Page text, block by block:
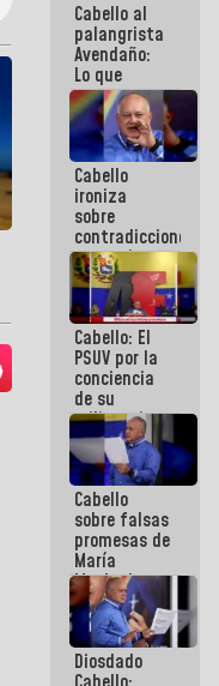
Cabello al
palangrista
Avendaño:
Lo que
vayas a
escribir
hazlo hoy
por que no
sabemos si
la semana
que viene
hay
programa
Cabello
ironiza
sobre
contradicciones
y mentiras
de María
Machado:
¡Créanle!
Cabello: El
PSUV por la
conciencia
de su
militancia
es la
organización
política más
sólida de
Venezuela
Cabello
sobre falsas
promesas de
María
Machado:
¿Quién le
puede creer?
¿Y la gente
que ella iba
Diosdado